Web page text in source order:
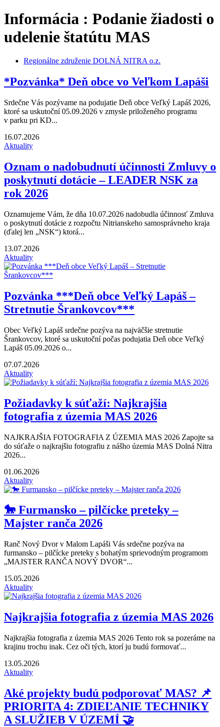
Informácia : Podanie žiadosti o
udelenie štatútu MAS
Regionálne združenie DOLNÁ NITRA o.z.
*Pozvánka* Deň obce vo Veľkom Lapáši
Srdečne Vás pozývame na podujatie Deň obce Veľký Lapáš 2026,
ktoré sa uskutoční 05.09.2026 v zmysle priloženého programu
v parku pri KD...
16.07.2026
Aktuality
Oznam o nadobudnutí účinnosti Zmluvy o
poskytnutí dotácie – LEADER NSK za
rok 2026
Oznamujeme Vám, že dňa 10.07.2026 nadobudla účinnosť Zmluva
o poskytnutí dotácie z rozpočtu Nitrianskeho samosprávneho kraja
(ďalej len „NSK“) ktorá...
13.07.2026
Aktuality
Pozvánka ***Deň obce Veľký Lapáš –
Stretnutie Šrankovcov***
Obec Veľký Lapáš srdečne pozýva na najväčšie stretnutie
Šrankovcov, ktoré sa uskutoční počas podujatia Deň obce Veľký
Lapáš 05.09.2026 o...
07.07.2026
Aktuality
Požiadavky k súťaží: Najkrajšia
fotografia z územia MAS 2026
NAJKRAJŠIA FOTOGRAFIA Z ÚZEMIA MAS 2026 Zapojte sa
do súťaže o najkrajšiu fotografiu z nášho územia MAS Dolná Nitra
2026...
01.06.2026
Aktuality
🐎 Furmansko – pilčícke preteky –
Majster ranča 2026
Ranč Nový Dvor v Malom Lapáši Vás srdečne pozýva na
furmansko – pilčícke preteky s bohatým sprievodným programom
„MAJSTER RANČA NOVÝ DVOR“...
15.05.2026
Aktuality
Najkrajšia fotografia z územia MAS 2026
Najkrajšia fotografia z územia MAS 2026 Tento rok sa pozeráme na
krajinu trochu inak. Cez oči tých, ktorí ju budú formovať...
13.05.2026
Aktuality
Aké projekty budú podporovať MAS? 📌
PRIORITA 4: ZDIEĽANIE TECHNIKY
A SLUŽIEB V ÚZEMÍ 🤝